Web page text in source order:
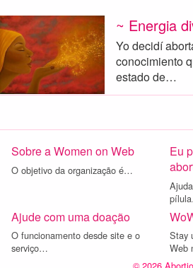
~ Energia
Yo decidí
conocimiento
estado de…
Sobre a Women on Web
O objetivo da organização é…
Eu
Ajude com uma doação
O funcionamento desde site e o
serviço…
Stay
Web